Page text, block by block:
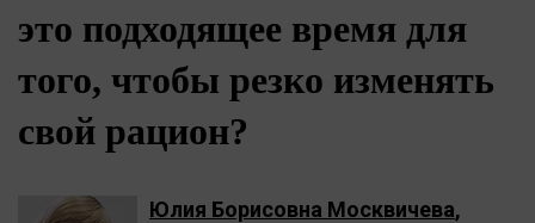
это подходящее время для
того, чтобы резко изменять
свой рацион?
Юлия Борисовна Москвичева,